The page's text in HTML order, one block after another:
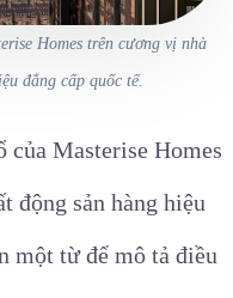
Homes trên cương vị nhà
đẳng cấp quốc tế.
của Masterise Homes
động sản hàng hiệu
một từ để mô tả điều